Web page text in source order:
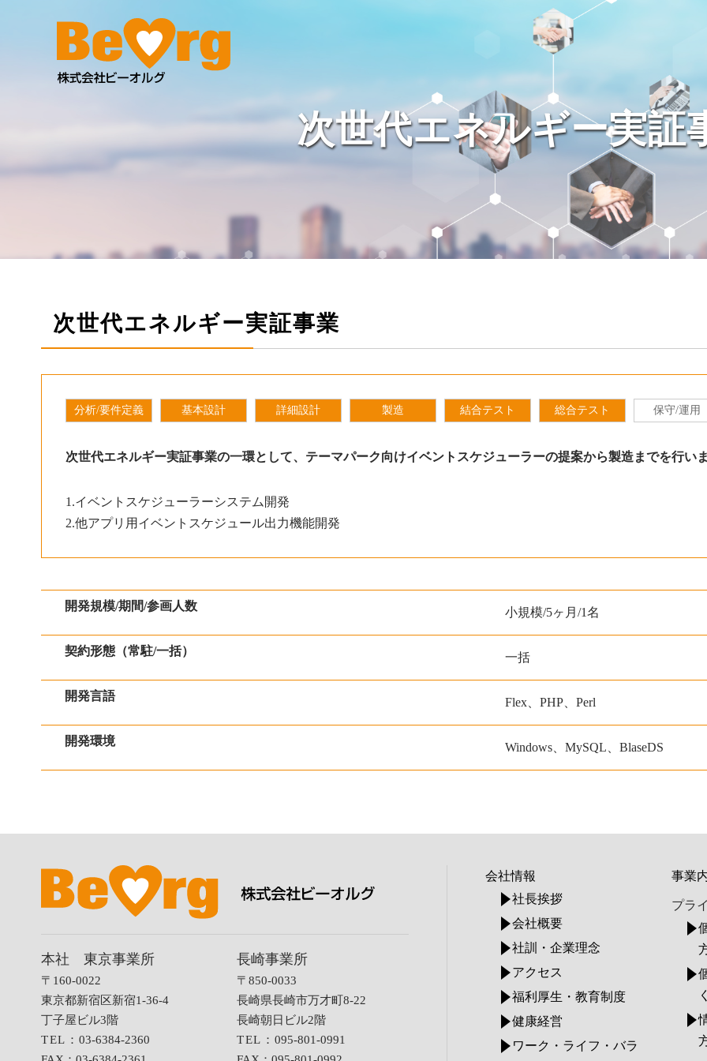
次世代エネルギー実証
次世代エネルギー実証事業
分析/要件定義 基本設計 詳細設計 製造 結合テスト 総合テスト 保守/運用
次世代エネルギー実証事業の一環として、テーマパーク向けイベントスケジューラーの提案から製造までを行い
1.イベントスケジューラーシステム開発
2.他アプリ用イベントスケジュール出力機能開発
開発規模/期間/参画人数 小規模/5ヶ月/1名
契約形態（常駐/一括） 一括
開発言語 Flex、PHP、Perl
開発環境 Windows、MySQL、BlaseDS
本社 東京事業所
〒160-0022
東京都新宿区新宿1-36-4
丁子屋ビル3階
TEL： 03-6384-2360
長崎事業所
〒850-0033
長崎県長崎市万才町8-22
長崎朝日ビル2階
TEL：095-801-0991
会社情報
社長挨拶
会社概要
社訓・企業理念
アクセス
福利厚生・教育制度
健康経営
ワーク・ライフ・バラ
事業
プラ